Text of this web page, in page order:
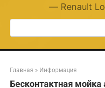
— Renault
Поиск:
Главная » Информация
Бесконтактная мойка